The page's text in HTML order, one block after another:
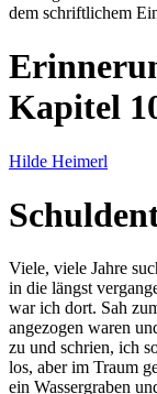
dem schriftlichem
Kapitel
Hilde Heimerl
Viele, viele Jahre
in die längst
war ich dort. Sah
angezogen waren
zu und schrien, ich
los, aber im Traum
ein Wassergraben